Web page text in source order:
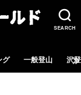
SEARCH
グ 一般登山 沢